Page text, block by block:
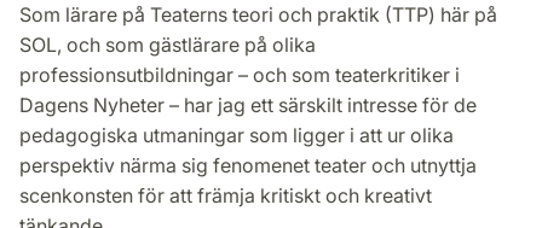
Som lärare på Teaterns teori och praktik (TTP) här på
SOL, och som gästlärare på olika
professionsutbildningar – och som teaterkritiker i
Dagens Nyheter – har jag ett särskilt intresse för de
pedagogiska utmaningar som ligger i att ur olika
perspektiv närma sig fenomenet teater och utnyttja
scenkonsten för att främja kritiskt och kreativt